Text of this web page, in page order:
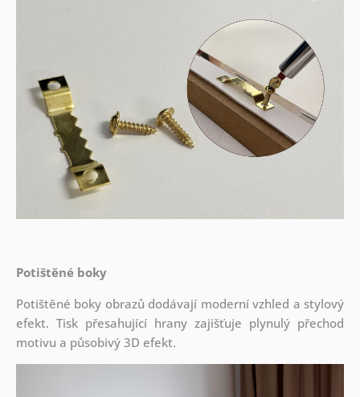
Potištěné boky
Potištěné boky obrazů dodávají moderní vzhled a stylový
efekt. Tisk přesahující hrany zajišťuje plynulý přechod
motivu a působivý 3D efekt.